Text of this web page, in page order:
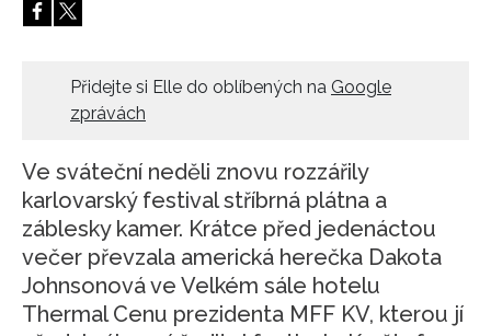
Přidejte si Elle do oblíbených na Google
zprávách
Ve sváteční neděli znovu rozzářily
karlovarský festival stříbrná plátna a
záblesky kamer. Krátce před jedenáctou
večer převzala americká herečka Dakota
Johnsonová ve Velkém sále hotelu
Thermal Cenu prezidenta MFF KV, kterou jí